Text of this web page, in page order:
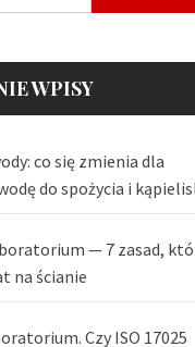
WPISY
co się zmienia dla
do spożycia i
— 7 zasad,
na ścianie
Czy ISO 17025